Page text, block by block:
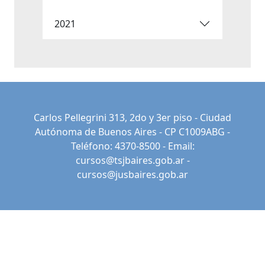
2021
Carlos Pellegrini 313, 2do y 3er piso - Ciudad
Autónoma de Buenos Aires - CP C1009ABG -
Teléfono: 4370-8500 - Email:
cursos@tsjbaires.gob.ar-
cursos@jusbaires.gob.ar